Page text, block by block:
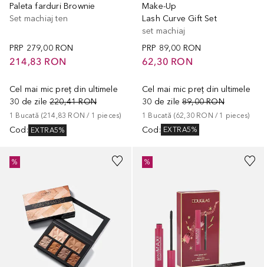
Paleta farduri Brownie
Set machiaj ten
PRP 279,00 RON
214,83 RON
Cel mai mic preț din ultimele
30 de zile 220,41 RON
1 Bucată (214,83 RON / 1 pieces)
Cod : EXTRA5%
Make-Up
Lash Curve Gift Set
set machiaj
PRP 89,00 RON
62,30 RON
Cel mai mic preț din ultimele
30 de zile 89,00 RON
1 Bucată (62,30 RON / 1 pieces)
Cod : EXTRA5%
% %